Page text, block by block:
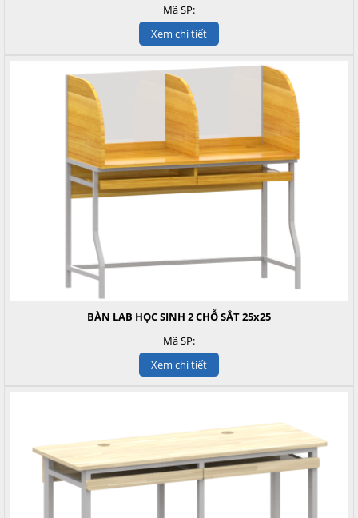
Mã SP:
Xem chi tiết
BÀN LAB HỌC SINH 2 CHỖ SẮT 25x25
Mã SP:
Xem chi tiết